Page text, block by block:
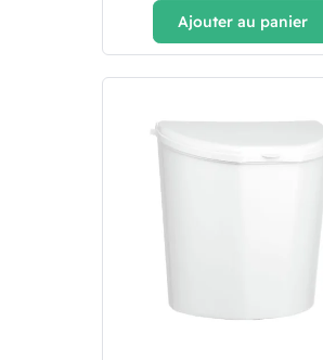
Ajouter au panier